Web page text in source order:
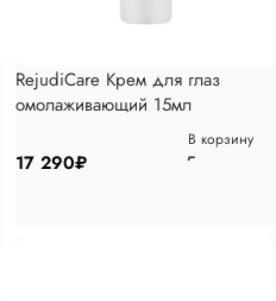
RejudiCare Крем для глаз
омолаживающий 15мл
17 290₽
В корзину